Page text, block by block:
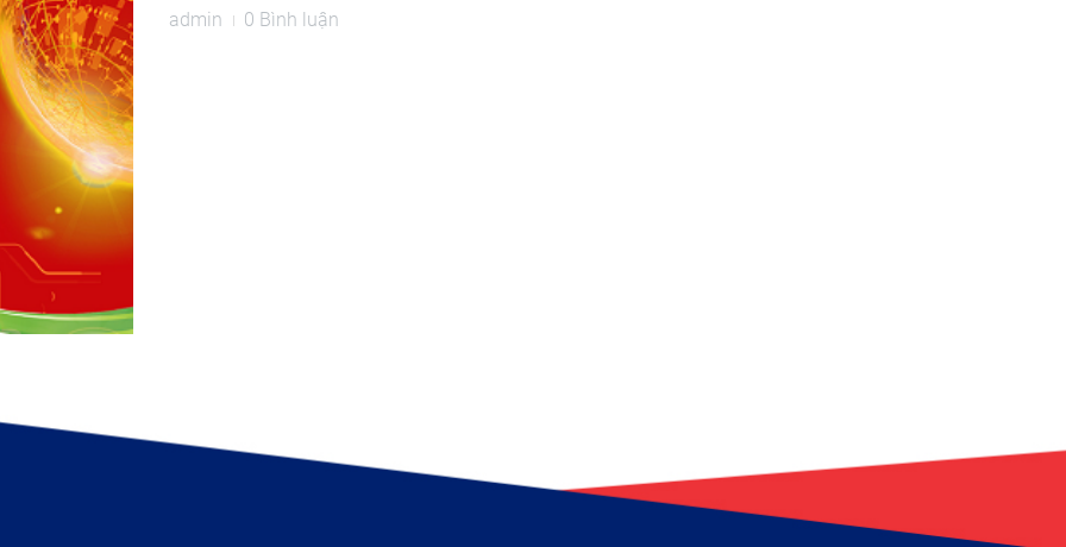
admin 0 Bình luận